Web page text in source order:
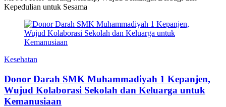
Kepedulian untuk Sesama
Kesehatan
Donor Darah SMK Muhammadiyah 1 Kepanjen,
Wujud Kolaborasi Sekolah dan Keluarga untuk
Kemanusiaan